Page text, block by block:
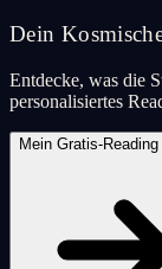
Dein
Entdecke, was die
personalisiertes
Mein Gratis-